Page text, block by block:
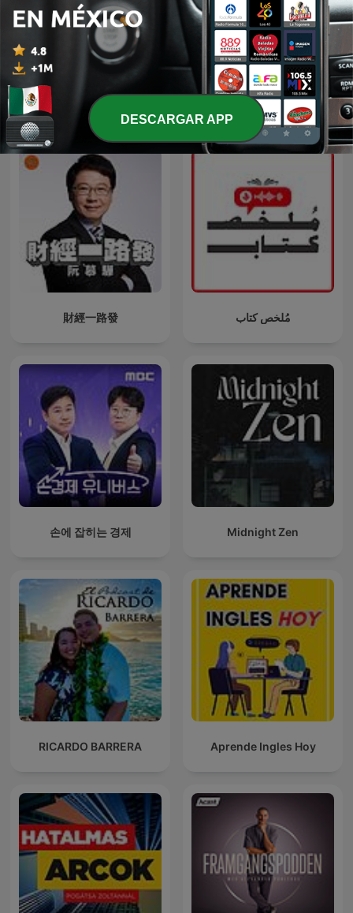
Ingles Chisme Corporativo
Más podcasts internacionales de Finanzas
財經一路發 مُلخص كتاب
손에 잡히는 경제 Midnight Zen
RICARDO BARRERA Aprende Ingles Hoy
DESCARGAR APP